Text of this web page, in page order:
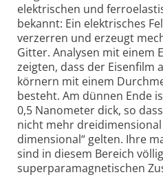
elektrischen und
bekannt: Ein elektrisches
verzerren und erzeugt
Gitter. Analysen mit einem
zeigten, dass der Eisen­film
körnern mit einem
besteht. Am dünnen Ende
0,5 Nanometer dick, so
nicht mehr
dimensional“ gelten. Ihre
sind in diesem Bereich
super­para­magnetischen